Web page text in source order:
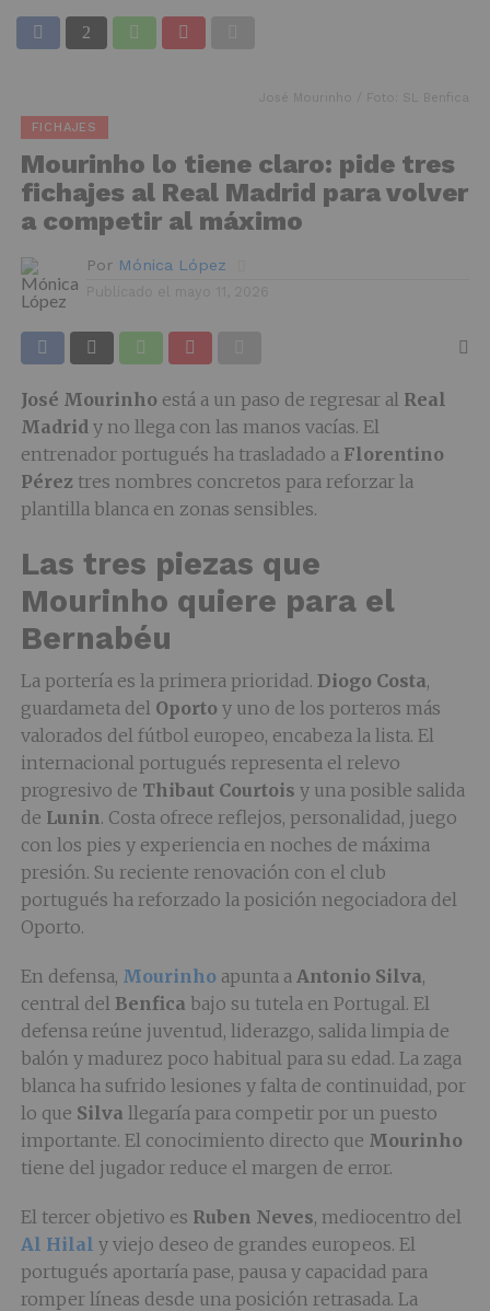
José Mourinho / Foto: SL Benfica
FICHAJES
Mourinho lo tiene claro: pide tres
fichajes al Real Madrid para volver
a competir al máximo
Por Mónica López
José Mourinhoestá a un paso de regresar al Real
Madridy no llega con las manos vacías. El
entrenador portugués ha trasladado a Florentino
Péreztres nombres concretos para reforzar la
plantilla blanca en zonas sensibles.
Las tres piezas que
Mourinho quiere para el
Bernabéu
La portería es la primera prioridad. Diogo Costa,
guardameta del Oportoy uno de los porteros más
valorados del fútbol europeo, encabeza la lista. El
internacional portugués representa el relevo
progresivo de Thibaut Courtois y una posible salida
de Lunin. Costa ofrece reflejos, personalidad, juego
con los pies y experiencia en noches de máxima
presión. Su reciente renovación con el club
portugués ha reforzado la posición negociadora del
Oporto.
En defensa, Mourinhoapunta a Antonio Silva,
central del Benfica bajo su tutela en Portugal. El
defensa reúne juventud, liderazgo, salida limpia de
balón y madurez poco habitual para su edad. La zaga
blanca ha sufrido lesiones y falta de continuidad, por
lo que Silva llegaría para competir por un puesto
importante. El conocimiento directo que Mourinho
tiene del jugador reduce el margen de error.
El tercer objetivo es Ruben Neves, mediocentro del
Al Hilal y viejo deseo de grandes europeos. El
portugués aportaría pase, pausa y capacidad para
romper líneas desde una posición retrasada. La